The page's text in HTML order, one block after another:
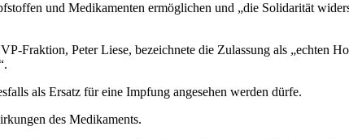
und Medikamenten ermöglichen und „die Solidarität
Fraktion, Peter Liese, bezeichnete die Zulassung als „echten
als Ersatz für eine Impfung angesehen werden dürfe.
des Medikaments.